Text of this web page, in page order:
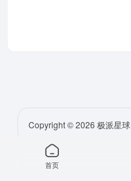
Copyright © 2026 极派星球
首页